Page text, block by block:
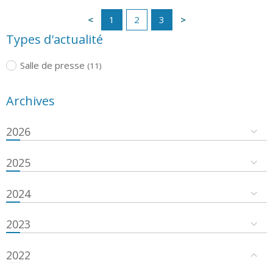
1 2 3
Types d'actualité
Salle de presse (11)
Archives
2026
2025
2024
2023
2022